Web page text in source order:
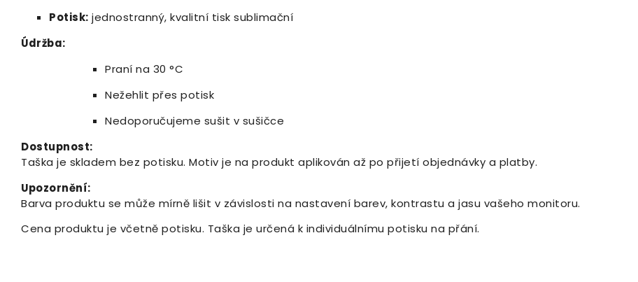
Potisk: jednostranný, kvalitní tisk sublimační
Údržba:
Praní na 30 °C
Nežehlit přes potisk
Nedoporučujeme sušit v sušičce
Dostupnost:
Taška je skladem bez potisku. Motiv je na produkt aplikován až po přijetí objednávky a platby.
Upozornění:
Barva produktu se může mírně lišit v závislosti na nastavení barev, kontrastu a jasu vašeho monitoru.
Cena produktu je včetně potisku. Taška je určená k individuálnímu potisku na přání.